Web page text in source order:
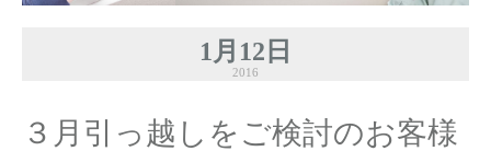
1月12日
2016
３月引っ越しをご検討のお客様